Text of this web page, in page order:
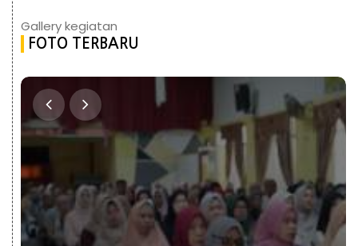
Gallery kegiatan
FOTO TERBARU